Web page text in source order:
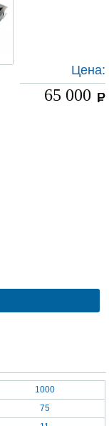
Цена:
65 000
1000
75